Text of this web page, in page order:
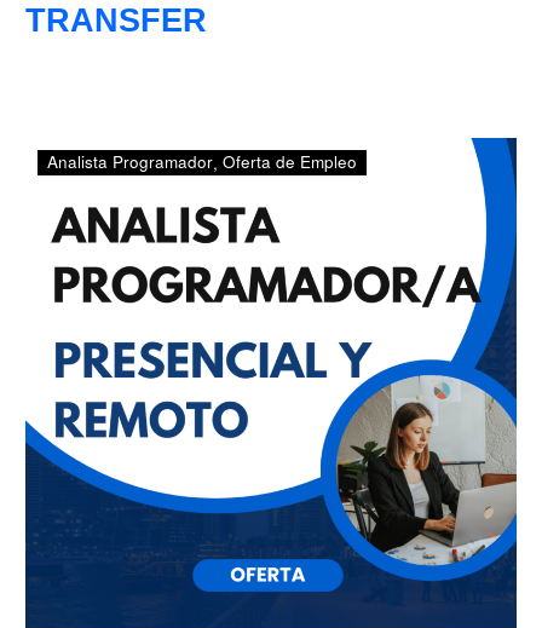
TRANSFER
ANALISTA
PROGRAMADOR/A
Analista Programador Oferta de Empleo